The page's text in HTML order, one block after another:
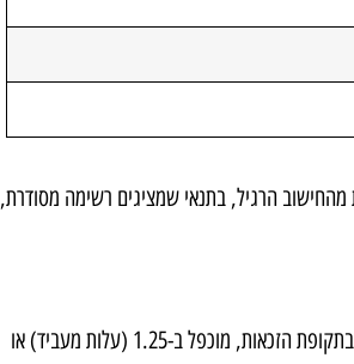
בפועל גבוהות מהחישוב הרגיל, בתנאי שמציגים רשימה מסודרת,
75% מהשכר ששולם לעובדים בפועל בתקופת הזכאות, מוכפל ב-1.25 (עלות מעביד) או